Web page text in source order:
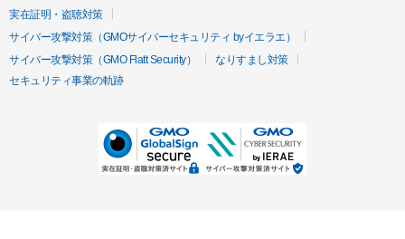
実在証明・盗聴対策
サイバー攻撃対策（GMOサイバーセキュリティ byイエラエ）
サイバー攻撃対策（GMO Flatt Security）
なりすまし対策
セキュリティ事業の軌跡